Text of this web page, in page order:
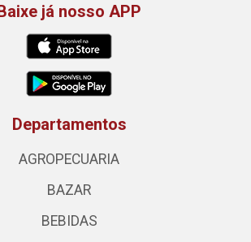
já nosso APP
Departamentos
AGROPECUARIA
BAZAR
BEBIDAS